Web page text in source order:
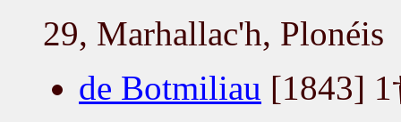
29, Marhallac'h, Plonéis
de Botmiliau [1843]